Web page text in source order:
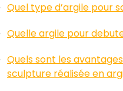
Quel type d’argile pour
Quelle argile pour
Quels sont les
sculpture réalisée en